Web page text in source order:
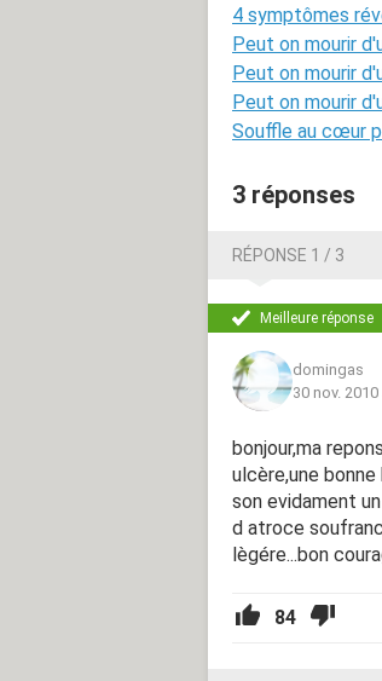
4 symptômes
Peut on mourir
Peut on mourir
Peut on mourir
Souffle au cœur
3 réponses
RÉPONSE 1 / 3
Meilleure réponse
domingas
30 nov.
bonjour,ma
ulcère,une
son evidament
d atroce
lègére...bon
84